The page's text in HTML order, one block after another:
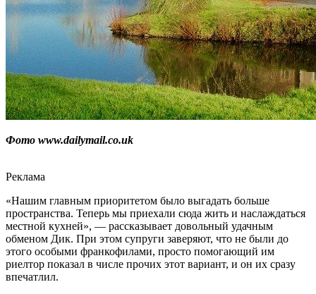
Фото www.dailymail.co.uk
Реклама
«Нашим главным приоритетом было выгадать больше
пространства. Теперь мы приехали сюда жить и наслаждаться
местной кухней», — рассказывает довольный удачным
обменом Дик. При этом супруги заверяют, что не были до
этого особыми франкофилами, просто помогающий им
риелтор показал в числе прочих этот вариант, и он их сразу
впечатлил.